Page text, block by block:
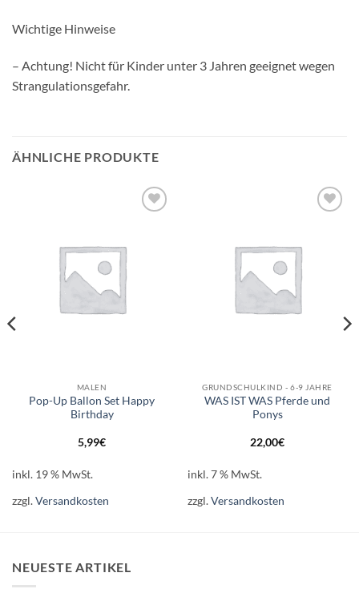
Wichtige Hinweise
– Achtung! Nicht für Kinder unter 3 Jahren geeignet wegen
Strangulationsgefahr.
ÄHNLICHE PRODUKTE
MALEN
Pop-Up Ballon Set Happy
Birthday
5,99€
inkl. 19 % MwSt.
zzgl.Versandkosten
GRUNDSCHULKIND - 6-9 JAHRE
WAS IST WAS Pferde und
Ponys
22,00€
inkl. 7 % MwSt.
zzgl.Versandkosten
NEUESTE ARTIKEL